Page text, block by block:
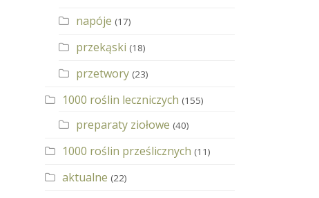
napóje (17)
przekąski (18)
przetwory (23)
1000 roślin leczniczych (155)
preparaty ziołowe (40)
1000 roślin prześlicznych (11)
aktualne (22)